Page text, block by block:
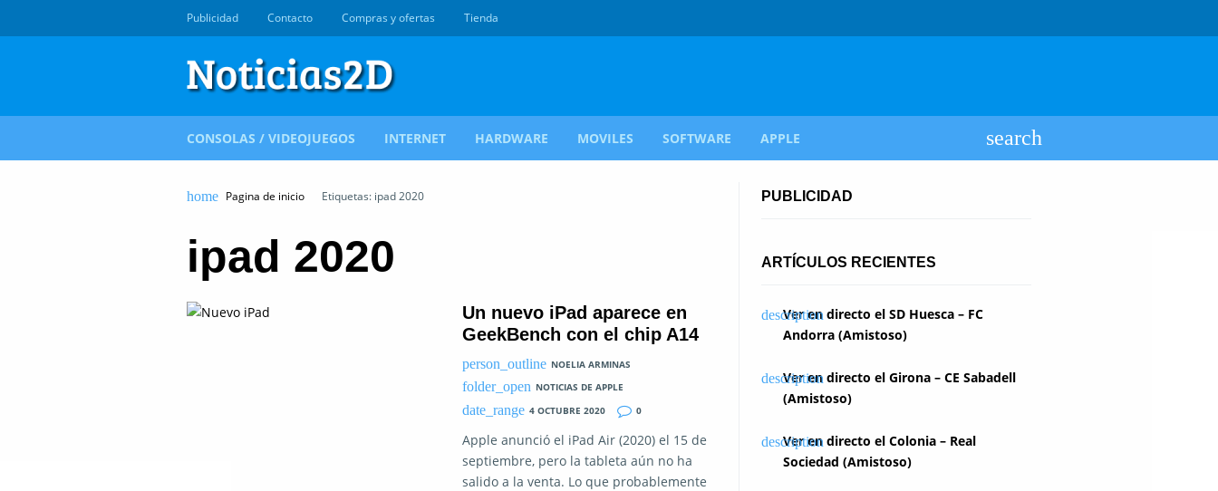
Publicidad Contacto Compras y ofertas Tienda
CONSOLAS / VIDEOJUEGOS INTERNET HARDWARE MOVILES SOFTWARE APPLE
Pagina de inicio Etiquetas: ipad 2020
ipad 2020
Un nuevo iPad aparece en
GeekBench con el chip A14
NOELIA ARMINAS
NOTICIAS DE APPLE
4 OCTUBRE 2020
0
Apple anunció el iPad Air (2020) el 15 de
septiembre, pero la tableta aún no ha
salido a la venta. Lo que probablemente
PUBLICIDAD
ARTÍCULOS RECIENTES
Ver en directo el SD Huesca – FC
Andorra (Amistoso)
Ver en directo el Girona – CE Sabadell
(Amistoso)
Ver en directo el Colonia – Real
Sociedad (Amistoso)